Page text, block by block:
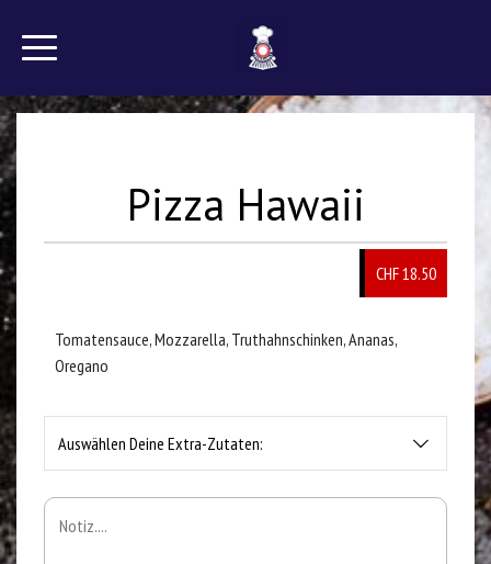
Pizza Hawaii
CHF18.50
Tomatensauce, Mozzarella, Truthahnschinken, Ananas,
Oregano
Auswählen Deine Extra-Zutaten: